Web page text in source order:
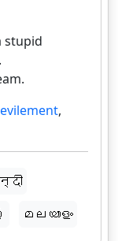
stupid
,
മലയാളം